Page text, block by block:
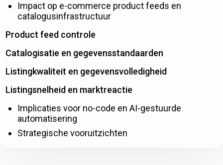
Impact op e-commerce product feeds en
catalogusinfrastructuur
Product feed controle
Catalogisatie en gegevensstandaarden
Listingkwaliteit en gegevensvolledigheid
Listingsnelheid en marktreactie
Implicaties voor no-code en AI-gestuurde
automatisering
Strategische vooruitzichten